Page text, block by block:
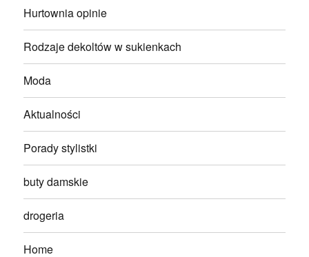
Hurtownia opinie
Rodzaje dekoltów w sukienkach
Moda
Aktualności
Porady stylistki
buty damskie
drogeria
Home